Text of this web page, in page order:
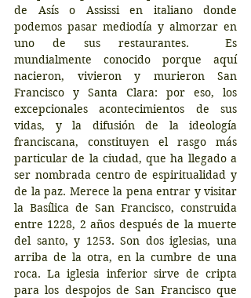
de Asís o Assissi en italiano donde
podemos pasar mediodía y almorzar en
uno de sus restaurantes.  Es
mundialmente conocido porque aquí
nacieron, vivieron y murieron San
Francisco y Santa Clara: por eso, los
excepcionales acontecimientos de sus
vidas, y la difusión de la ideología
franciscana, constituyen el rasgo más
particular de la ciudad, que ha llegado a
ser nombrada centro de espiritualidad y
de la paz. Merece la pena entrar y visitar
la Basílica de San Francisco, construida
entre 1228, 2 años después de la muerte
del santo, y 1253. Son dos iglesias, una
arriba de la otra, en la cumbre de una
roca. La iglesia inferior sirve de cripta
para los despojos de San Francisco que